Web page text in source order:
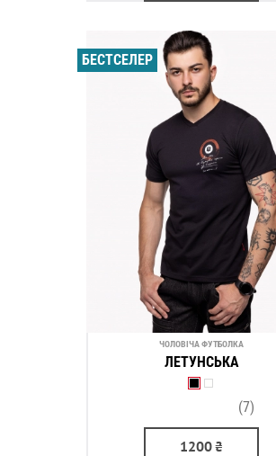
БЕСТСЕЛЕР
ЧОЛОВІЧА ФУТБОЛКА
ЛЕТУНСЬКА
(7)
1200₴